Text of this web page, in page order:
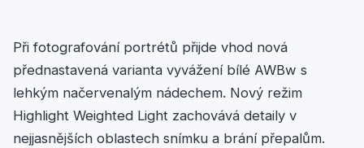
Při fotografování portrétů přijde vhod nová
přednastavená varianta vyvážení bílé AWBw s
lehkým načervenalým nádechem. Nový režim
Highlight Weighted Light zachovává detaily v
nejjasnějších oblastech snímku a brání přepalům.